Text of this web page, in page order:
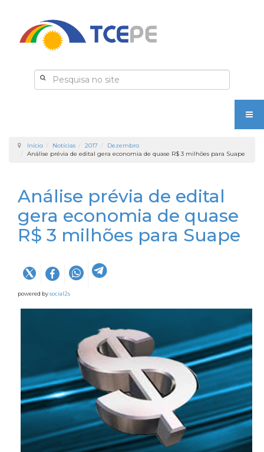
Início Notícias 2017
Dezembro
Análise prévia de edital gera economia de quase R$ 3 milhões para Suape
Análise prévia de edital
gera economia de quase
R$ 3 milhões para Suape
powered bysocial2s